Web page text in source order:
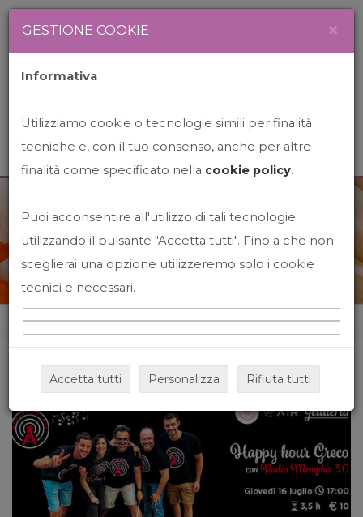
News&Events
Home News&events
GESTIONE COOKIE ×
Informativa
Utilizziamo cookie o tecnologie simili per finalità
tecniche e, con il tuo consenso, anche per altre
finalità come specificato nella cookie policy.
Puoi acconsentire all'utilizzo di tali tecnologie
utilizzando il pulsante "Accetta tutti". Fino a che non
sceglierai una opzione utilizzeremo solo i cookie
tecnici e necessari.
Accetta tutti Personalizza Rifiuta tutti